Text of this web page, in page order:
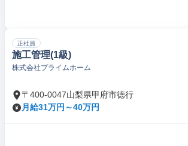
正社員
施工管理(1級)
株式会社プライムホーム
〒400-0047山梨県甲府市徳行
月給31万円～40万円